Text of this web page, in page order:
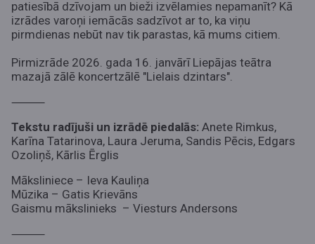
patiesībā dzīvojam un bieži izvēlamies nepamanīt? Kā
izrādes varoņi iemācās sadzīvot ar to, ka viņu
pirmdienas nebūt nav tik parastas, kā mums citiem.
Pirmizrāde 2026. gada 16. janvārī Liepājas teātra
mazajā zālē koncertzālē "Lielais dzintars".
⸻
Tekstu radījuši un izrādē piedalās: Anete Rimkus,
Karīna Tatarinova, Laura Jeruma, Sandis Pēcis, Edgars
Ozoliņš, Kārlis Ērglis
Māksliniece – Ieva Kauliņa
Mūzika – Gatis Krievāns
Gaismu mākslinieks – Viesturs Andersons
⸻